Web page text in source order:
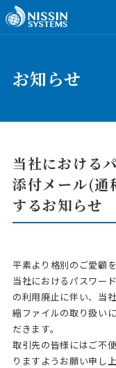
お知らせ
当社における
添付メール(
するお知らせ
平素より格別のご愛顧
当社におけるパスワー
の利用廃止に伴い、当
縮ファイルの取り扱い
だきます。
取引先の皆様にはご不
りますようお願い申し上